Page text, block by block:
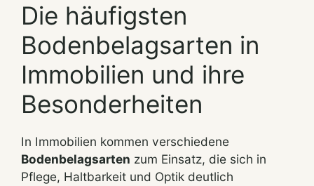
Die häufigsten
Bodenbelagsarten in
Immobilien und ihre
Besonderheiten
In Immobilien kommen verschiedene
Bodenbelagsarten zum Einsatz, die sich in
Pflege, Haltbarkeit und Optik deutlich